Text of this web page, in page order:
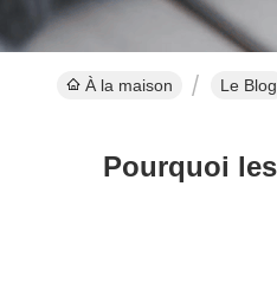
À la maison Le Blog
Pourquoi